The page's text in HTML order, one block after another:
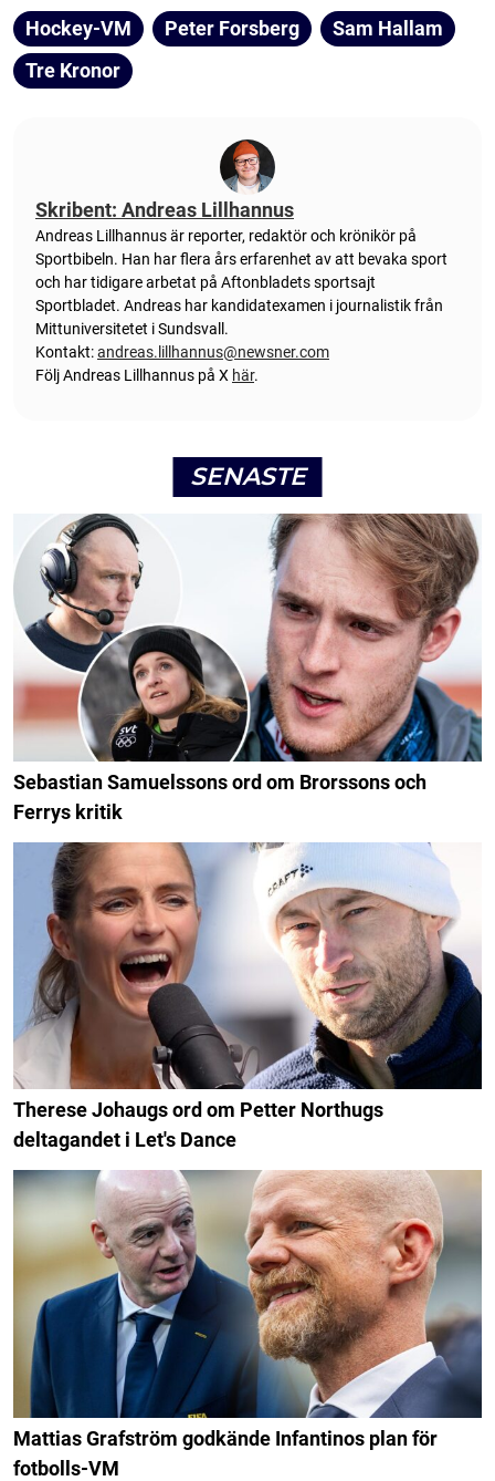
Hockey-VM Peter Forsberg
Sam Hallam
Tre Kronor
Skribent: Andreas Lillhannus
Andreas Lillhannus är reporter, redaktör och krönikör på
Sportbibeln. Han har flera års erfarenhet av att bevaka sport
och har tidigare arbetat på Aftonbladets sportsajt
Sportbladet. Andreas har kandidatexamen i journalistik från
Mittuniversitetet i Sundsvall.
Kontakt:andreas.lillhannus@newsner.com
Följ Andreas Lillhannus på X här.
SENASTE
Sebastian Samuelssons ord om Brorssons och
Ferrys kritik
Therese Johaugs ord om Petter Northugs
deltagandet i Let's Dance
Mattias Grafström godkände Infantinos plan för
fotbolls-VM